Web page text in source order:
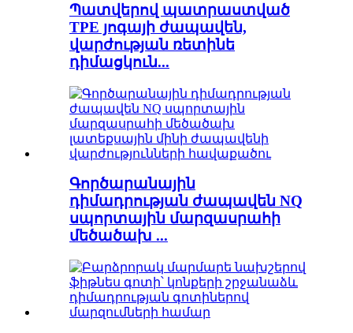
Պատվերով պատրաստված
TPE յոգայի ժապավեն,
վարժության ռետինե
դիմացկուն...
Գործարանային
դիմադրության ժապավեն NQ
սպորտային մարզասրահի
մեծածախ ...